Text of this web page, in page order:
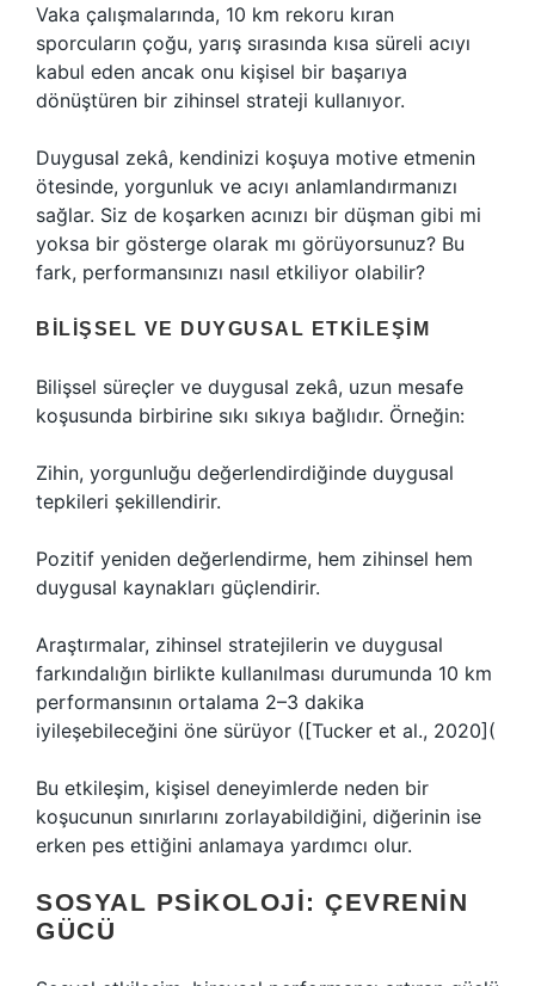
Vaka çalışmalarında, 10 km rekoru kıran
sporcuların çoğu, yarış sırasında kısa süreli acıyı
kabul eden ancak onu kişisel bir başarıya
dönüştüren bir zihinsel strateji kullanıyor.
Duygusal zekâ, kendinizi koşuya motive etmenin
ötesinde, yorgunluk ve acıyı anlamlandırmanızı
sağlar. Siz de koşarken acınızı bir düşman gibi mi
yoksa bir gösterge olarak mı görüyorsunuz? Bu
fark, performansınızı nasıl etkiliyor olabilir?
BILIŞSEL VE DUYGUSAL ETKILEŞIM
Bilişsel süreçler ve duygusal zekâ, uzun mesafe
koşusunda birbirine sıkı sıkıya bağlıdır. Örneğin:
Zihin, yorgunluğu değerlendirdiğinde duygusal
tepkileri şekillendirir.
Pozitif yeniden değerlendirme, hem zihinsel hem
duygusal kaynakları güçlendirir.
Araştırmalar, zihinsel stratejilerin ve duygusal
farkındalığın birlikte kullanılması durumunda 10 km
performansının ortalama 2–3 dakika
iyileşebileceğini öne sürüyor ([Tucker et al., 2020](
Bu etkileşim, kişisel deneyimlerde neden bir
koşucunun sınırlarını zorlayabildiğini, diğerinin ise
erken pes ettiğini anlamaya yardımcı olur.
SOSYAL PSIKOLOJI: ÇEVRENIN
GÜCÜ